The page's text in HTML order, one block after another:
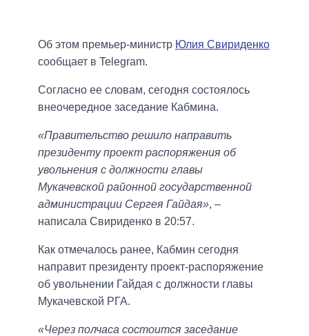
Об этом премьер-министр Юлия Свириденко
сообщает в Telegram.
Согласно ее словам, сегодня состоялось
внеочередное заседание Кабмина.
«Правительство решило направить
президенту проект распоряжения об
увольнения с должности главы
Мукачевской районной государственной
администрации Сергея Гайдая», –
написала Свириденко в 20:57.
Как отмечалось ранее, Кабмин сегодня
направит президенту проект-распоряжение
об увольнении Гайдая с должности главы
Мукачевской РГА.
«Через полчаса состоится заседание